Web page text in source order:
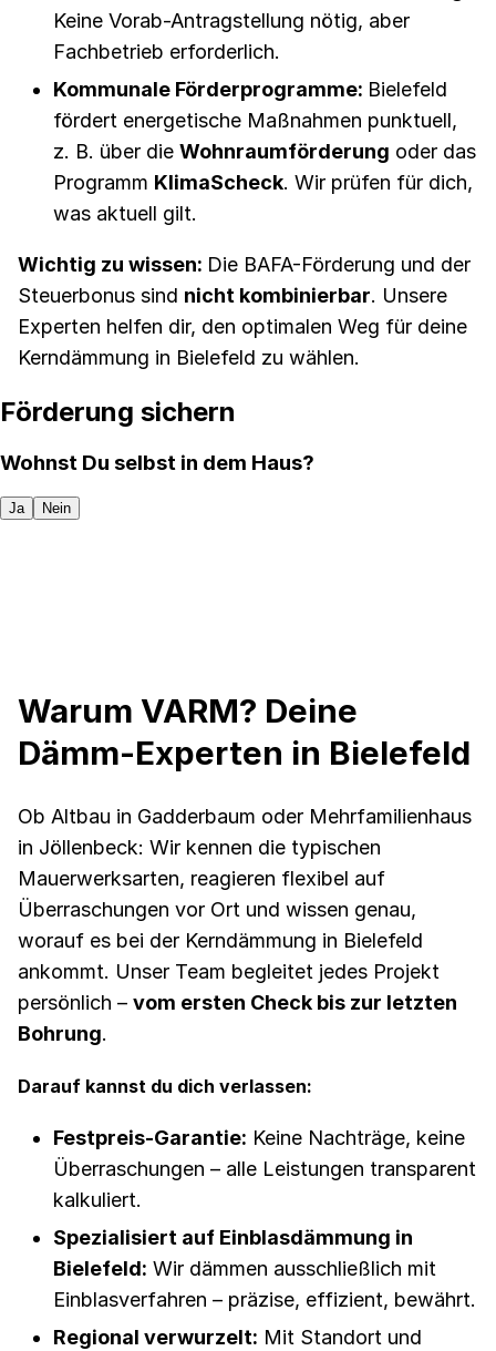
Keine Vorab-Antragstellung nötig, aber
Fachbetrieb erforderlich.
Kommunale Förderprogramme: Bielefeld
fördert energetische Maßnahmen punktuell,
z. B. über die Wohnraumförderung oder das
Programm KlimaScheck. Wir prüfen für dich,
was aktuell gilt.
Wichtig zu wissen: Die BAFA-Förderung und der
Steuerbonus sind nicht kombinierbar. Unsere
Experten helfen dir, den optimalen Weg für deine
Kerndämmung in Bielefeld zu wählen.
Förderung sichern
Wohnst Du selbst in dem Haus?
Ja Nein
Warum VARM? Deine
Dämm-Experten in Bielefeld
Ob Altbau in Gadderbaum oder Mehrfamilienhaus
in Jöllenbeck: Wir kennen die typischen
Mauerwerksarten, reagieren flexibel auf
Überraschungen vor Ort und wissen genau,
worauf es bei der Kerndämmung in Bielefeld
ankommt. Unser Team begleitet jedes Projekt
persönlich – vom ersten Check bis zur letzten
Bohrung.
Darauf kannst du dich verlassen:
Festpreis-Garantie: Keine Nachträge, keine
Überraschungen – alle Leistungen transparent
kalkuliert.
Spezialisiert auf Einblasdämmung in
Bielefeld: Wir dämmen ausschließlich mit
Einblasverfahren – präzise, effizient, bewährt.
Regional verwurzelt: Mit Standort und